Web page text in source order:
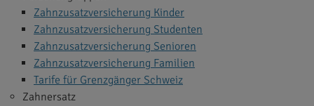
Zahnzusatzversicherung Kinder
Zahnzusatzversicherung Studenten
Zahnzusatzversicherung Senioren
Zahnzusatzversicherung Familien
Tarife für Grenzgänger Schweiz
Zahnersatz